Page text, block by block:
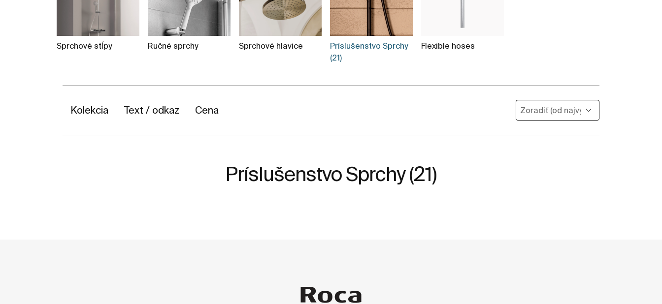
Sprchové stĺpy Ručné sprchy Sprchové hlavice
Príslušenstvo Sprchy
(21)
Flexible hoses
Kolekcia Text / odkaz Cena
Príslušenstvo Sprchy (21)